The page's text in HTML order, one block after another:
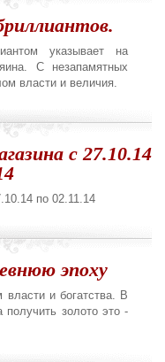
указывает на
С незапамятных
власти и величия.
с 27.10.14
по 02.11.14
эпоху
власти и богатства. В
золото это -